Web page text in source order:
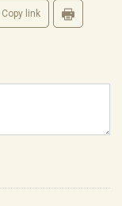
Copy link